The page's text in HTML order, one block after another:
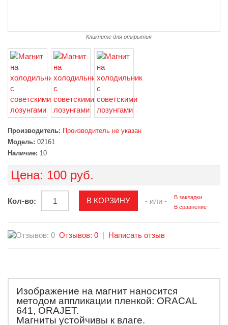
Кликните для открытия
Производитель: Производитель не указан
Модель: 02161
Наличие: 10
Цена: 100 руб.
Кол-во: - или -
В закладки
В сравнение
Отзывов: 0 | Написать отзыв
Изображение на магнит наносится
методом аппликации пленкой: ORACAL
641, ORAJET.
Магниты устойчивы к влаге.